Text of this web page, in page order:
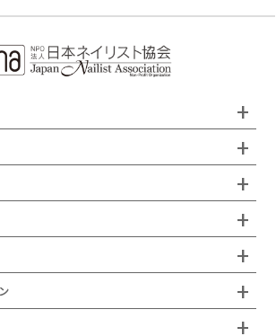
彰
定試験
験（JNEC主催）
定国際試験
アパス講習会
トメンバー